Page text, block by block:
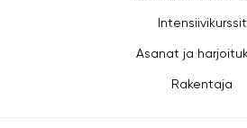
Intensiivikurssit
Asanat ja
Rakentaja